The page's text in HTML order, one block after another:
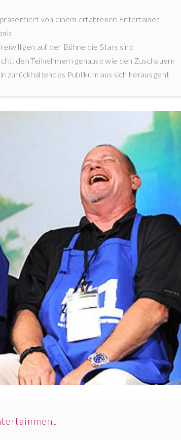
von einem erfahrenen Entertainer
auf der Bühne die Stars sind
den Teilnehmern genauso wie den Zuschauern
zurückhaltendes Publikum aus sich heraus geht